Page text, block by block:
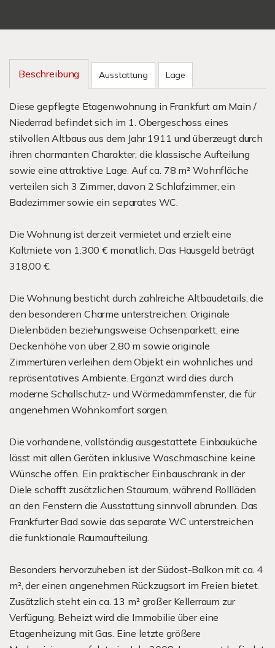
Beschreibung Ausstattung Lage
Diese gepflegte Etagenwohnung in Frankfurt am Main /
Niederrad befindet sich im 1. Obergeschoss eines
stilvollen Altbaus aus dem Jahr 1911 und überzeugt durch
ihren charmanten Charakter, die klassische Aufteilung
sowie eine attraktive Lage. Auf ca. 78 m² Wohnfläche
verteilen sich 3 Zimmer, davon 2 Schlafzimmer, ein
Badezimmer sowie ein separates WC.
Die Wohnung ist derzeit vermietet und erzielt eine
Kaltmiete von 1.300 € monatlich. Das Hausgeld beträgt
318,00 €.
Die Wohnung besticht durch zahlreiche Altbaudetails, die
den besonderen Charme unterstreichen: Originale
Dielenböden beziehungsweise Ochsenparkett, eine
Deckenhöhe von über 2,80 m sowie originale
Zimmertüren verleihen dem Objekt ein wohnliches und
repräsentatives Ambiente. Ergänzt wird dies durch
moderne Schallschutz- und Wärmedämmfenster, die für
angenehmen Wohnkomfort sorgen.
Die vorhandene, vollständig ausgestattete Einbauküche
lässt mit allen Geräten inklusive Waschmaschine keine
Wünsche offen. Ein praktischer Einbauschrank in der
Diele schafft zusätzlichen Stauraum, während Rollläden
an den Fenstern die Ausstattung sinnvoll abrunden. Das
Frankfurter Bad sowie das separate WC unterstreichen
die funktionale Raumaufteilung.
Besonders hervorzuheben ist der Südost-Balkon mit ca. 4
m², der einen angenehmen Rückzugsort im Freien bietet.
Zusätzlich steht ein ca. 13 m² großer Kellerraum zur
Verfügung. Beheizt wird die Immobilie über eine
Etagenheizung mit Gas. Eine letzte größere